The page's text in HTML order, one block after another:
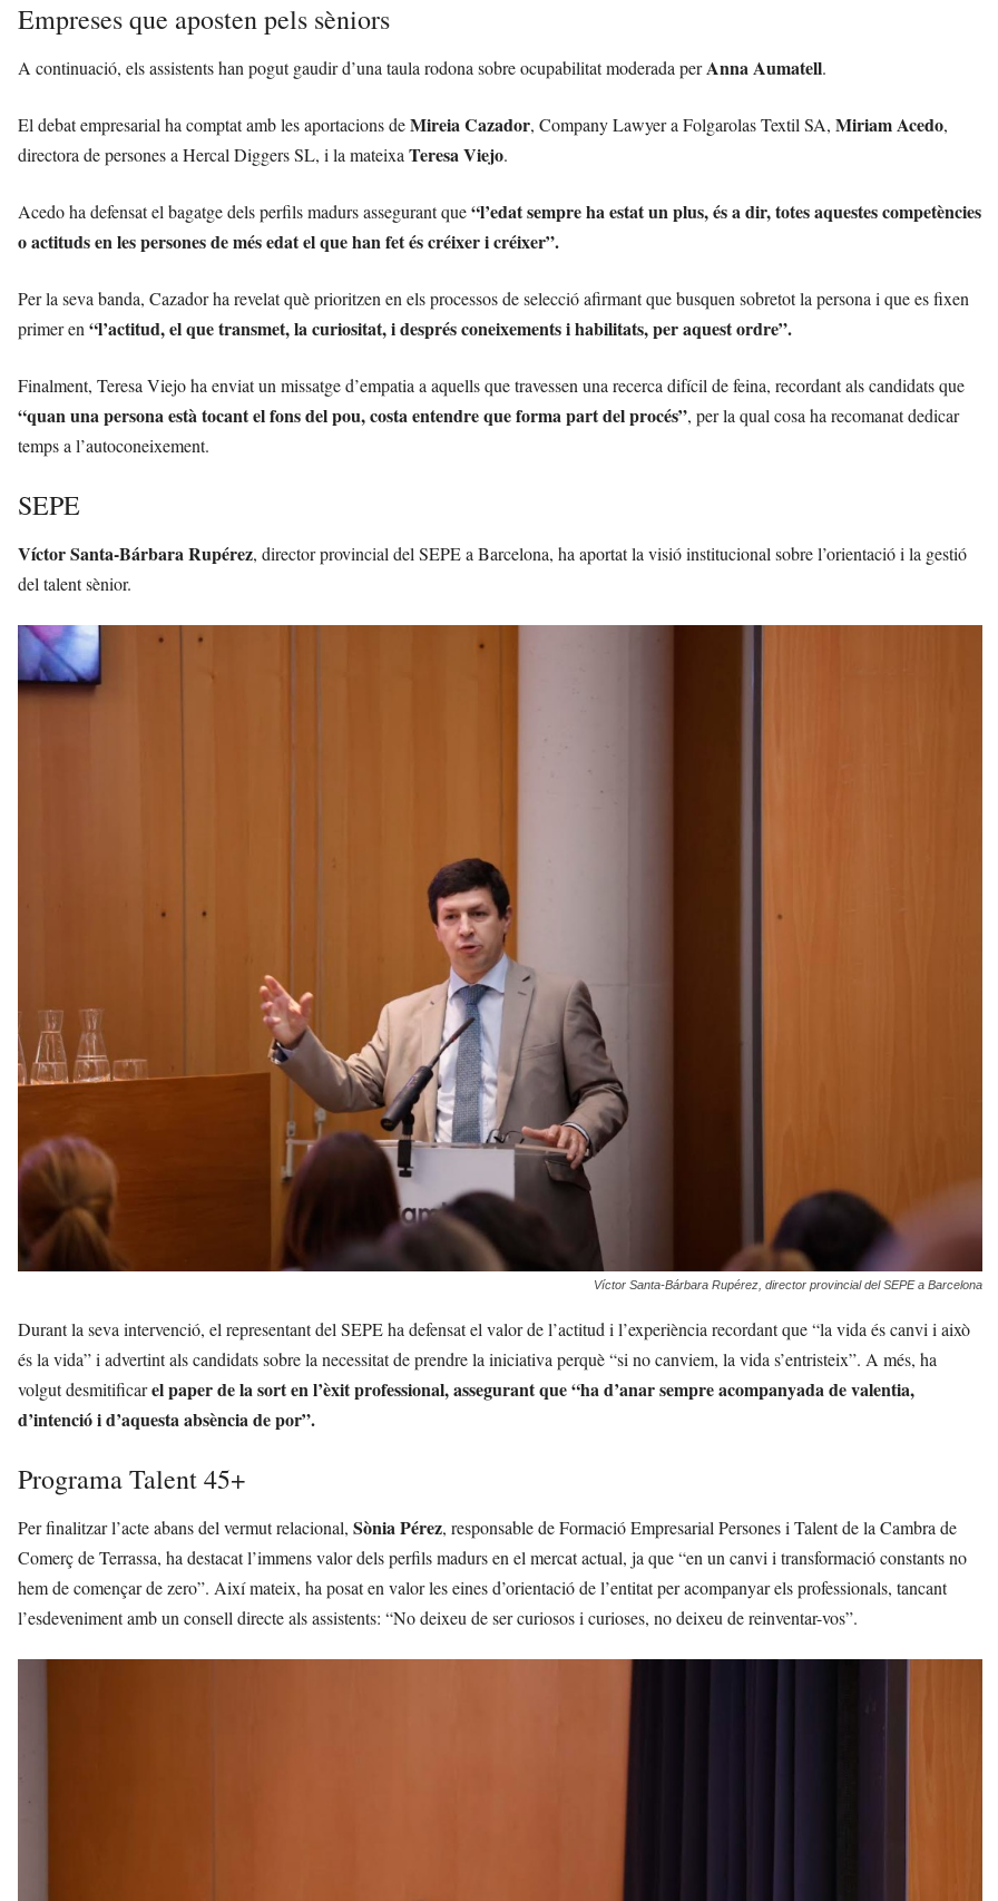
Empreses que aposten pels sèniors
A continuació, els assistents han pogut gaudir d’una taula rodona sobre ocupabilitat moderada perAnna Aumatell.
El debat empresarial ha comptat amb les aportacions deMireia Cazador, Company Lawyer a Folgarolas Textil SA, Miriam Acedo,
directora de persones a Hercal Diggers SL, i la mateixaTeresa Viejo.
Acedo ha defensat el bagatge dels perfils madurs assegurant que“l’edat sempre ha estat un plus, és a dir, totes aquestes competències
o actituds en les persones de més edat el que han fet és créixer i créixer”.
Per la seva banda, Cazador ha revelat què prioritzen en els processos de selecció afirmant que busquen sobretot la persona i que es fixen
primer en“l’actitud, el que transmet, la curiositat, i després coneixements i habilitats, per aquest ordre”.
Finalment, Teresa Viejo ha enviat un missatge d’empatia a aquells que travessen una recerca difícil de feina, recordant als candidats que
“quan una persona està tocant el fons del pou, costa entendre que forma part del procés”, per la qual cosa ha recomanat dedicar
temps a l’autoconeixement.
SEPE
Víctor Santa-Bárbara Rupérez, director provincial del SEPE a Barcelona, ha aportat la visió institucional sobre l’orientació i la gestió
del talent sènior.
Víctor Santa-Bárbara Rupérez, director provincial del SEPE a Barcelona
Durant la seva intervenció, el representant del SEPE ha defensat el valor de l’actitud i l’experiència recordant que “la vida és canvi i això
és la vida” i advertint als candidats sobre la necessitat de prendre la iniciativa perquè “si no canviem, la vida s’entristeix”. A més, ha
volgut desmitificarel paper de la sort en l’èxit professional, assegurant que “ha d’anar sempre acompanyada de valentia,
d’intenció i d’aquesta absència de por”.
Programa Talent 45+
Per finalitzar l’acte abans del vermut relacional, Sònia Pérez, responsable de Formació Empresarial Persones i Talent de la Cambra de
Comerç de Terrassa, ha destacat l’immens valor dels perfils madurs en el mercat actual, ja que “en un canvi i transformació constants no
hem de començar de zero”. Així mateix, ha posat en valor les eines d’orientació de l’entitat per acompanyar els professionals, tancant
l’esdeveniment amb un consell directe als assistents: “No deixeu de ser curiosos i curioses, no deixeu de reinventar-vos”.